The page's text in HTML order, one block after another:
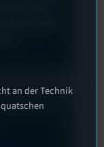
und hofft,
an der Technik